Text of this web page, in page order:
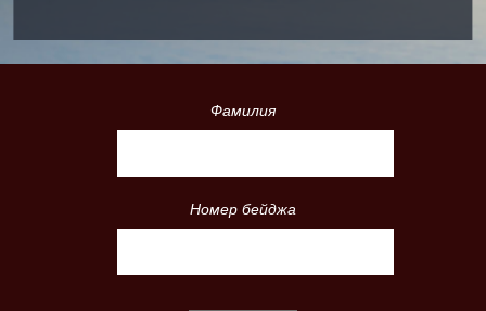
Фамилия
Номер бейджа